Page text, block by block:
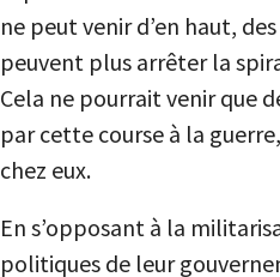
ne peut venir d’en haut,
peuvent plus arrêter la
Cela ne pourrait venir que
par cette course à la
chez eux.
En s’opposant à la
politiques de leur